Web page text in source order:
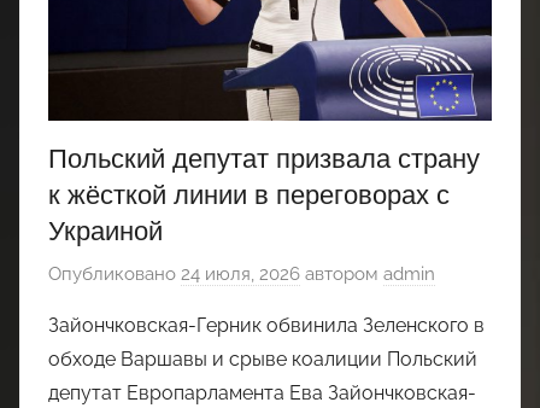
Польский депутат призвала страну
к жёсткой линии в переговорах с
Украиной
Опубликовано 24 июля, 2026 автором admin
Зайончковская-Герник обвинила Зеленского в
обходе Варшавы и срыве коалиции Польский
депутат Европарламента Ева Зайончковская-